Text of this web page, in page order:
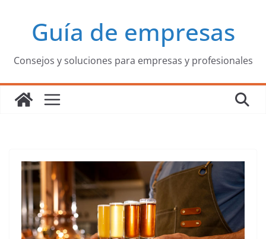
contenidoGuía de empresas
Consejos y soluciones para empresas y profesionales